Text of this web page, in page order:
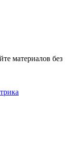
материалов без